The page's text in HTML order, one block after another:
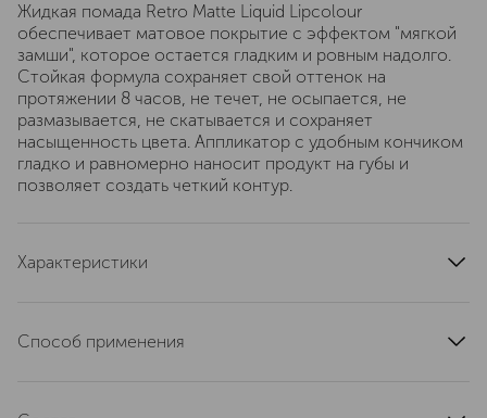
Жидкая помада Retro Matte Liquid Lipcolour
обеспечивает матовое покрытие с эффектом "мягкой
замши", которое остается гладким и ровным надолго.
Стойкая формула сохраняет свой оттенок на
протяжении 8 часов, не течет, не осыпается, не
размазывается, не скатывается и сохраняет
насыщенность цвета. Аппликатор с удобным кончиком
гладко и равномерно наносит продукт на губы и
позволяет создать четкий контур.
Характеристики
тип продукта
Способ применения